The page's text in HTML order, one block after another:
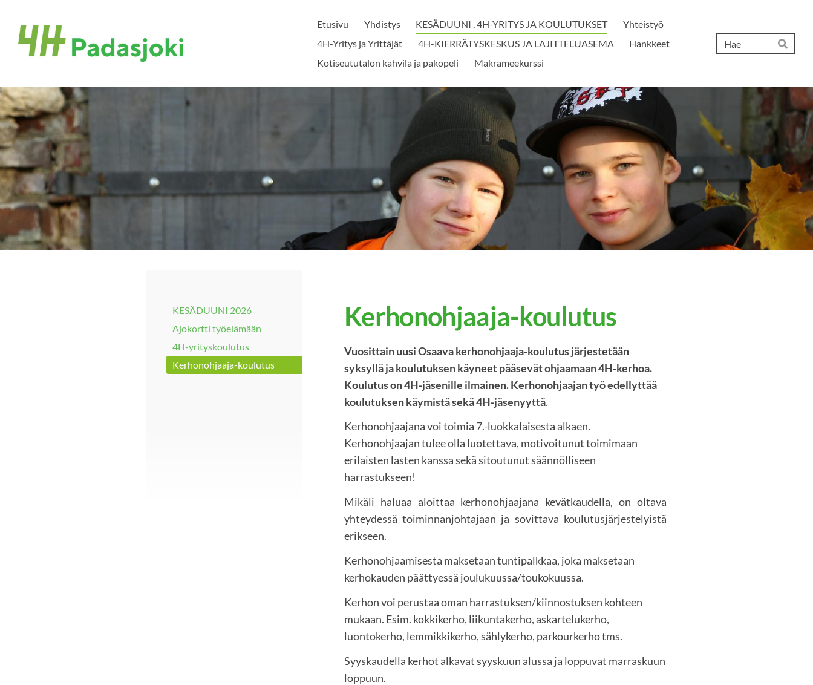
sivun
sisältöön
Padasjoen 4H-yhdistys
Etusivu Yhdistys KESÄDUUNI , 4H-YRITYS JA KOULUTUKSET
Yhteistyö
4H-Yritys ja Yrittäjät
4H-KIERRÄTYSKESKUS JA LAJITTELUASEMA
Hankkeet
Kotiseututalon kahvila ja pakopeli
Makrameekurssi
Hae
KESÄDUUNI 2026
Ajokortti työelämään
4H-yrityskoulutus
Kerhonohjaaja-koulutus
Kerhonohjaaja-koulutus
Vuosittain uusi Osaava kerhonohjaaja-koulutus järjestetään
syksyllä ja koulutuksen käyneet pääsevät ohjaamaan 4H-kerhoa.
Koulutus on 4H-jäsenille ilmainen. Kerhonohjaajan työ edellyttää
koulutuksen käymistä sekä 4H-jäsenyyttä.
Kerhonohjaajana voi toimia 7.-luokkalaisesta alkaen.
Kerhonohjaajan tulee olla luotettava, motivoitunut toimimaan
erilaisten lasten kanssa sekä sitoutunut säännölliseen
harrastukseen!
Mikäli haluaa aloittaa kerhonohjaajana kevätkaudella, on oltava
yhteydessä toiminnanjohtajaan ja sovittava koulutusjärjestelyistä
erikseen.
Kerhonohjaamisesta maksetaan tuntipalkkaa, joka maksetaan
kerhokauden päättyessä joulukuussa/toukokuussa.
Kerhon voi perustaa oman harrastuksen/kiinnostuksen kohteen
mukaan. Esim. kokkikerho, liikuntakerho, askartelukerho,
luontokerho, lemmikkikerho, sählykerho, parkourkerho tms.
Syyskaudella kerhot alkavat syyskuun alussa ja loppuvat marraskuun
loppuun.